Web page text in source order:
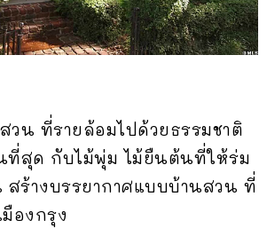
วน ที่รายล้อมไปด้วยธรรมชาติ
ที่สุด กับไม้พุ่ม ไม้ยืนต้นที่ให้ร่ม
สร้างบรรยากาศแบบบ้านสวน ที่
องกรุง